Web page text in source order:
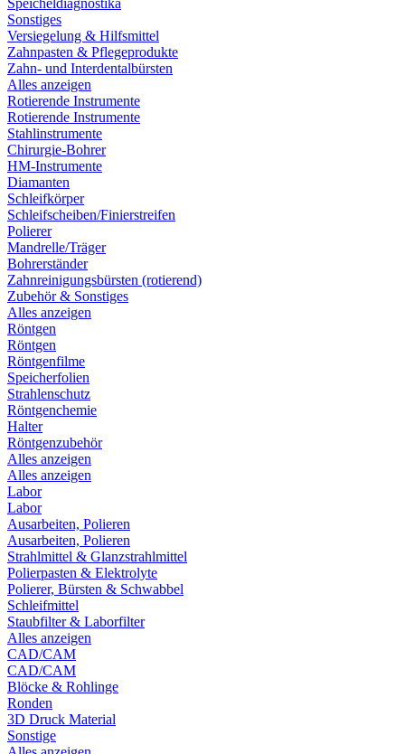
Speicheldiagnostika
Sonstiges
Versiegelung & Hilfsmittel
Zahnpasten & Pflegeprodukte
Zahn- und Interdentalbürsten
Alles anzeigen
Rotierende Instrumente
Rotierende Instrumente
Stahlinstrumente
Chirurgie-Bohrer
HM-Instrumente
Diamanten
Schleifkörper
Schleifscheiben/Finierstreifen
Polierer
Mandrelle/Träger
Bohrerständer
Zahnreinigungsbürsten (rotierend)
Zubehör & Sonstiges
Alles anzeigen
Röntgen
Röntgen
Röntgenfilme
Speicherfolien
Strahlenschutz
Röntgenchemie
Halter
Röntgenzubehör
Alles anzeigen
Alles anzeigen
Labor
Labor
Ausarbeiten, Polieren
Ausarbeiten, Polieren
Strahlmittel & Glanzstrahlmittel
Polierpasten & Elektrolyte
Polierer, Bürsten & Schwabbel
Schleifmittel
Staubfilter & Laborfilter
Alles anzeigen
CAD/CAM
CAD/CAM
Blöcke & Rohlinge
Ronden
3D Druck Material
Sonstige